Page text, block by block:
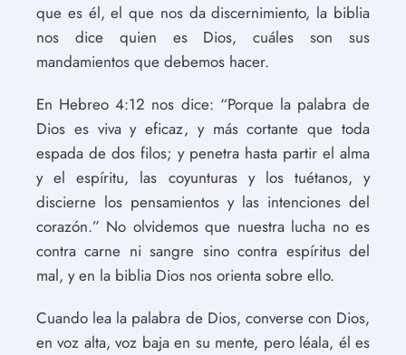
que es él, el que nos da discernimiento, la biblia
nos dice quien es Dios, cuáles son sus
mandamientos que debemos hacer.
En Hebreo 4:12 nos dice: “Porque la palabra de
Dios es viva y eficaz, y más cortante que toda
espada de dos filos; y penetra hasta partir el alma
y el espíritu, las coyunturas y los tuétanos, y
discierne los pensamientos y las intenciones del
corazón.” No olvidemos que nuestra lucha no es
contra carne ni sangre sino contra espíritus del
mal, y en la biblia Dios nos orienta sobre ello.
Cuando lea la palabra de Dios, converse con Dios,
en voz alta, voz baja en su mente, pero léala, él es